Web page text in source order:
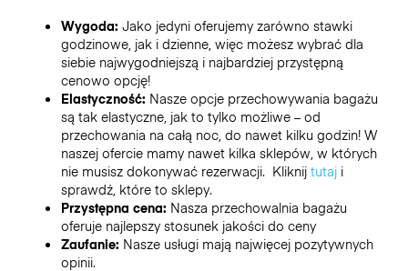
Wygoda: Jako jedyni oferujemy zarówno stawki
godzinowe, jak i dzienne, więc możesz wybrać dla
siebie najwygodniejszą i najbardziej przystępną
cenowo opcję!
Elastyczność: Nasze opcje przechowywania bagażu
są tak elastyczne, jak to tylko możliwe – od
przechowania na całą noc, do nawet kilku godzin! W
naszej ofercie mamy nawet kilka sklepów, w których
nie musisz dokonywać rezerwacji. Kliknij tutaji
sprawdź, które to sklepy.
Przystępna cena: Nasza przechowalnia bagażu
oferuje najlepszy stosunek jakości do ceny
Zaufanie: Nasze usługi mają najwięcej pozytywnych
opinii.